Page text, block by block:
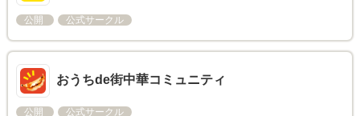
公開 公式サークル
おうちde街中華コミュニティ
公開 公式サークル